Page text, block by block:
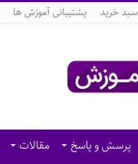
سبد خرید پشتیبانی آموزش ها
پرسش و پاسخ مقالات